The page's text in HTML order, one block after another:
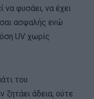
να φυσάει, να έχει
ασφαλής ενώ
UV χωρίς
του
ζητάει άδεια, ούτε